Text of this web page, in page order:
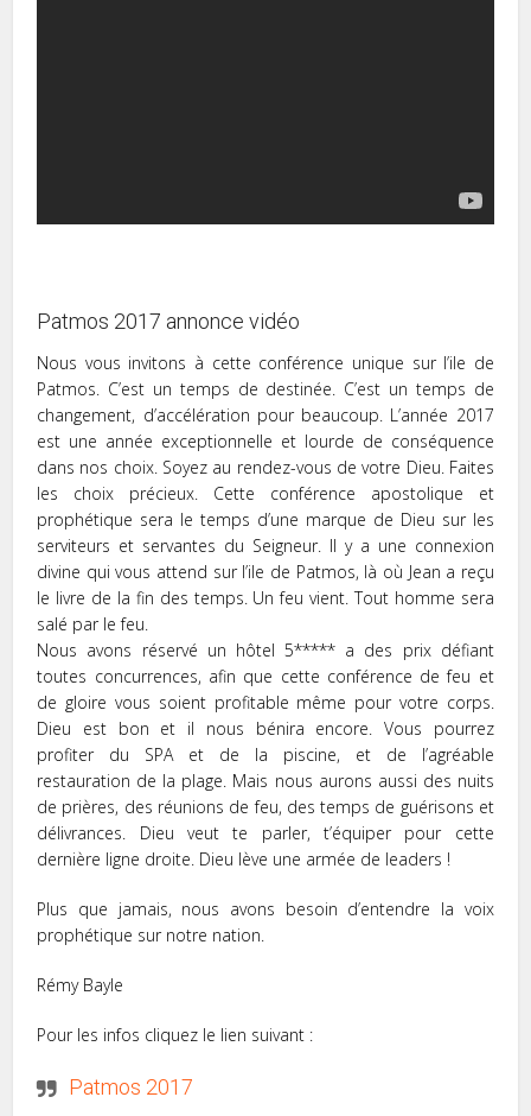
Patmos 2017 annonce vidéo
Nous vous invitons à cette conférence unique sur l’ile de
Patmos. C’est un temps de destinée. C’est un temps de
changement, d’accélération pour beaucoup. L’année 2017
est une année exceptionnelle et lourde de conséquence
dans nos choix. Soyez au rendez-vous de votre Dieu. Faites
les choix précieux. Cette conférence apostolique et
prophétique sera le temps d’une marque de Dieu sur les
serviteurs et servantes du Seigneur. Il y a une connexion
divine qui vous attend sur l’ile de Patmos, là où Jean a reçu
le livre de la fin des temps. Un feu vient. Tout homme sera
salé par le feu.
Nous avons réservé un hôtel 5***** a des prix défiant
toutes concurrences, afin que cette conférence de feu et
de gloire vous soient profitable même pour votre corps.
Dieu est bon et il nous bénira encore. Vous pourrez
profiter du SPA et de la piscine, et de l’agréable
restauration de la plage. Mais nous aurons aussi des nuits
de prières, des réunions de feu, des temps de guérisons et
délivrances. Dieu veut te parler, t’équiper pour cette
dernière ligne droite. Dieu lève une armée de leaders !
Plus que jamais, nous avons besoin d’entendre la voix
prophétique sur notre nation.
Rémy Bayle
Pour les infos cliquez le lien suivant :
Patmos 2017